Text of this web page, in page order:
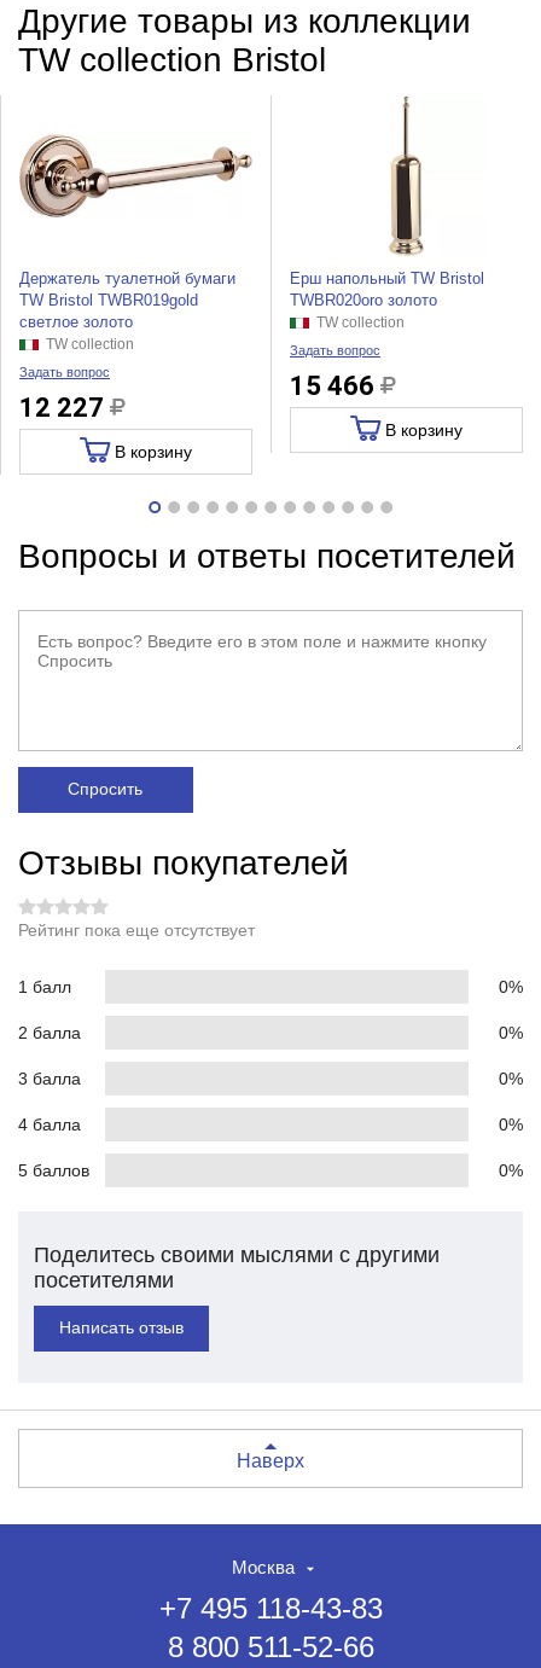
Другие товары из коллекции
TW collection Bristol
Держатель туалетной бумаги
TW Bristol TWBR019gold
светлое золото
TW collection
Задать вопрос
12 227
В корзину
Ерш напольный TW Bristol
TWBR020oro золото
TW collection
Задать вопрос
15 466
В корзину
Вопросы и ответы посетителей
Спросить
Отзывы покупателей
Рейтинг пока еще отсутствует
1 балл 0%
2 балла 0%
3 балла 0%
4 балла 0%
5 баллов 0%
Поделитесь своими мыслями с другими
посетителями
Написать отзыв
Наверх
Москва
+7 495 118-43-83
8 800 511-52-66